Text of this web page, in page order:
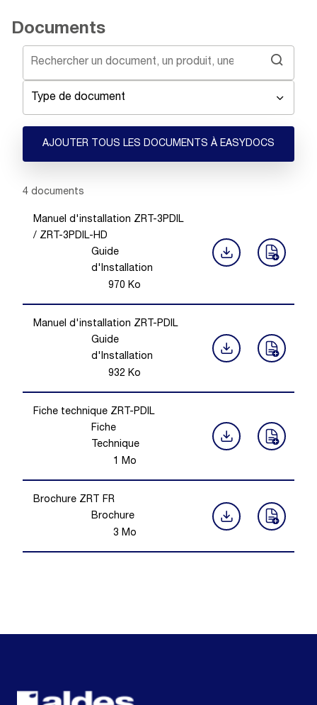
Documents
Type de document
AJOUTER TOUS LES DOCUMENTS À EASYDOCS
Showing 1 -4
4 documents
Manuel d'installation ZRT-3PDIL
/ ZRT-3PDIL-HD
Guide
d'Installation
970 Ko
Manuel d'installation ZRT-PDIL
Guide
d'Installation
932 Ko
Fiche technique ZRT-PDIL
Fiche
Technique
1 Mo
Brochure ZRT FR
Brochure
3 Mo